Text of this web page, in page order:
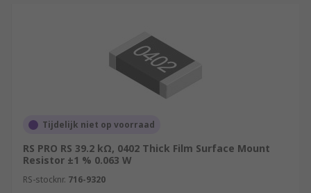
Tijdelijk niet op voorraad
RS PRO RS 39.2 kΩ, 0402 Thick Film Surface Mount
Resistor ±1 % 0.063 W
RS-stocknr. 716-9320